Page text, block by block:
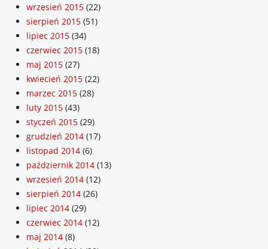
wrzesień 2015 (22)
sierpień 2015 (51)
lipiec 2015 (34)
czerwiec 2015 (18)
maj 2015 (27)
kwiecień 2015 (22)
marzec 2015 (28)
luty 2015 (43)
styczeń 2015 (29)
grudzień 2014 (17)
listopad 2014 (6)
październik 2014 (13)
wrzesień 2014 (12)
sierpień 2014 (26)
lipiec 2014 (29)
czerwiec 2014 (12)
maj 2014 (8)